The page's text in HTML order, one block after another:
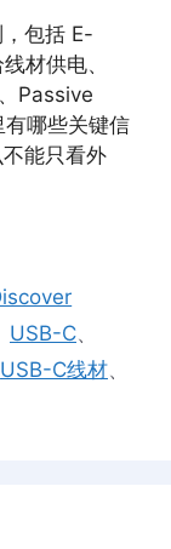
包括 E-
材供电、
Passive
哪些关键信
能只看外
USB-C、
USB-C线材、